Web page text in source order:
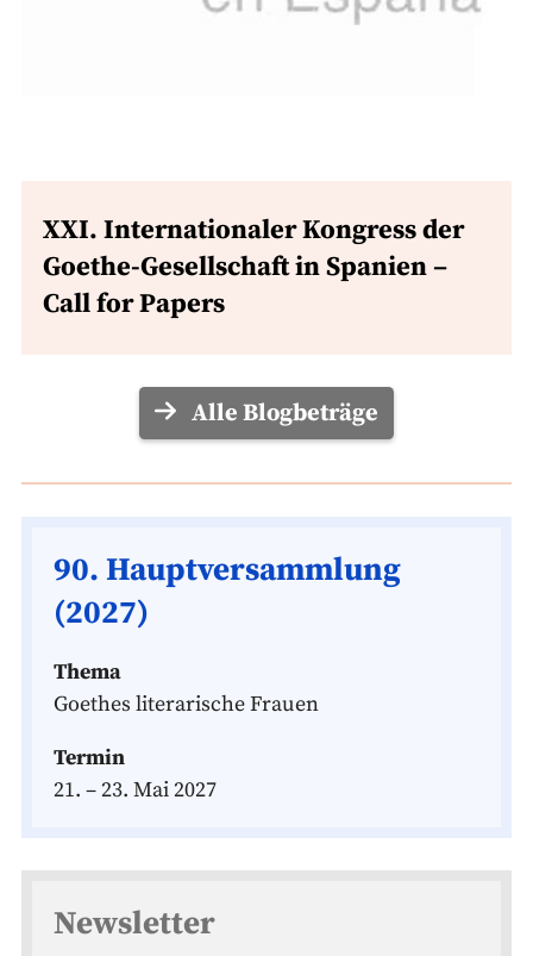
XXI. Internationaler Kongress der
Goethe-Gesellschaft in Spanien –
Call for Papers
Alle Blogbeträge
90. Hauptversammlung
(2027)
Thema
Goethes literarische Frauen
Termin
21. – 23. Mai 2027
Newsletter